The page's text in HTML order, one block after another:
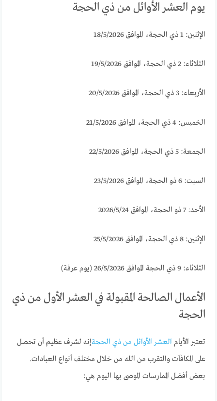
يوم العشر الأوائل من ذي الحجة
الإثنين: 1 ذي الحجة، الموافق 18/5/2026
الثلاثاء: 2 ذي الحجة، الموافق 19/5/2026
الأربعاء: 3 ذي الحجة، الموافق 20/5/2026
الخميس: 4 ذي الحجة، الموافق 21/5/2026
الجمعة: 5 ذي الحجة، الموافق 22/5/2026
السبت: 6 ذو الحجة، الموافق 23/5/2026
الأحد: 7 ذو الحجة، الموافق 2026/5/24
الإثنين: 8 ذي الحجة، الموافق 25/5/2026
الثلاثاء: 9 ذي الحجة الموافق 26/5/2026 (يوم عرفة)
الأعمال الصالحة المقبولة في العشر الأول من ذي
الحجة
تعتبر الأيام العشر الأوائل من ذي الحجةإنه لشرف عظيم أن تحصل
على المكافآت والتقرب من الله من خلال مختلف أنواع العبادات.
بعض أفضل الممارسات الموصى بها اليوم هي: